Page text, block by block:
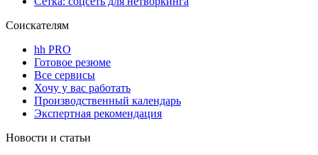
Соискателям
hh PRO
Готовое резюме
Все сервисы
Хочу у вас работать
Производственный календарь
Экспертная рекомендация
Новости и статьи